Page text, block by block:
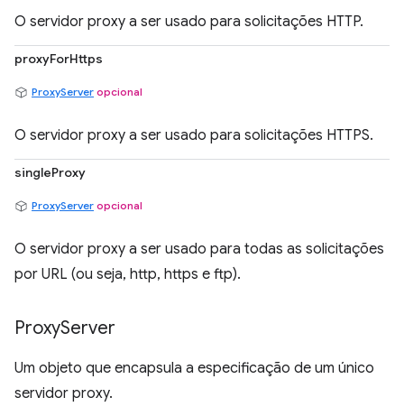
O servidor proxy a ser usado para solicitações HTTP.
proxyForHttps
ProxyServer opcional
O servidor proxy a ser usado para solicitações HTTPS.
singleProxy
ProxyServer opcional
O servidor proxy a ser usado para todas as solicitações
por URL (ou seja, http, https e ftp).
ProxyServer
Um objeto que encapsula a especificação de um único
servidor proxy.